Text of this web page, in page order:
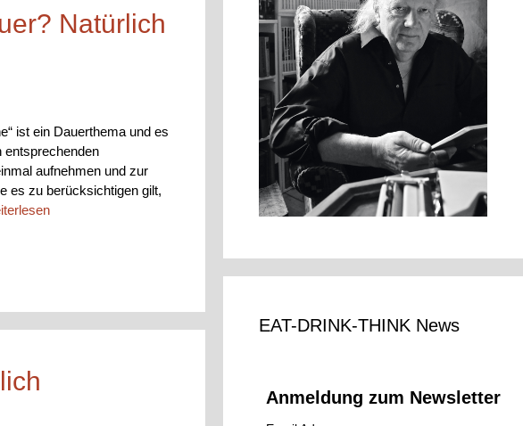
Natürlich
ist ein Dauerthema und es
entsprechenden
aufnehmen und zur
es zu berücksichtigen gilt,
EAT-DRINK-THINK News
Anmeldung zum Newsletter